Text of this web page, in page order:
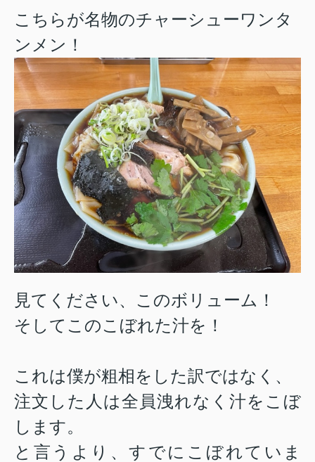
こちらが名物のチャーシューワンタ
ンメン！
見てください、このボリューム！
そしてこのこぼれた汁を！
これは僕が粗相をした訳ではなく、
注文した人は全員洩れなく汁をこぼ
します。
と言うより、すでにこぼれていま